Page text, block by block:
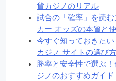
貨カジノのリアル
試合の「確率」を読
カー オッズの本質と
今すぐ知っておきた
カジノ サイトの選び
勝率と安全性で選ぶ
ジノのおすすめガイド